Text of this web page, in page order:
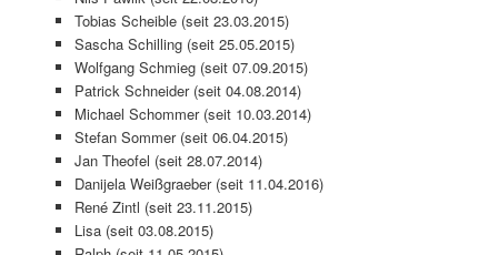
Tobias Scheible (seit 23.03.2015)
Sascha Schilling (seit 25.05.2015)
Wolfgang Schmieg (seit 07.09.2015)
Patrick Schneider (seit 04.08.2014)
Michael Schommer (seit 10.03.2014)
Stefan Sommer (seit 06.04.2015)
Jan Theofel (seit 28.07.2014)
Danijela Weißgraeber (seit 11.04.2016)
René Zintl (seit 23.11.2015)
Lisa (seit 03.08.2015)